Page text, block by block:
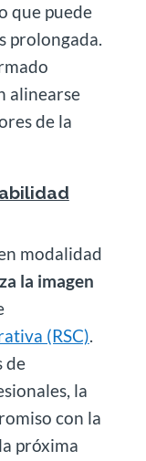
que puede
prolongada.
alinearse
de la
modalidad
la imagen
(RSC).
de
la
con la
próxima